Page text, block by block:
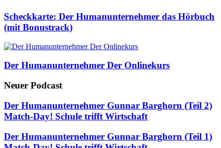
Scheckkarte: Der Humanunternehmer das Hörbuch
(mit Bonustrack)
Der Humanunternehmer Der Onlinekurs
Neuer Podcast
Der Humanunternehmer Gunnar Barghorn (Teil 2)
Match-Day! Schule trifft Wirtschaft
Der Humanunternehmer Gunnar Barghorn (Teil 1)